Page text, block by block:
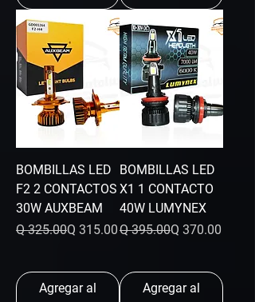
BOMBILLAS LED
F2 2 CONTACTOS
30W AUXBEAM
Precio
Q 325.00
Precio de oferta
Q 315.00
Agregar al
BOMBILLAS LED
X1 1 CONTACTO
40W LUMYNEX
Precio
Q 395.00
Precio de oferta
Q 370.00
Agregar al